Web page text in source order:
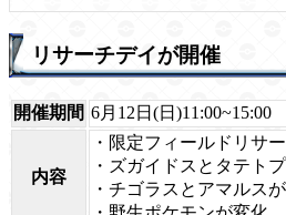
リサーチデイが開催
開催期間 6月12日(日)11:00~15:00
内容
・限定フィールドリサ
・ズガイドスとタテト
・チゴラスとアマルス